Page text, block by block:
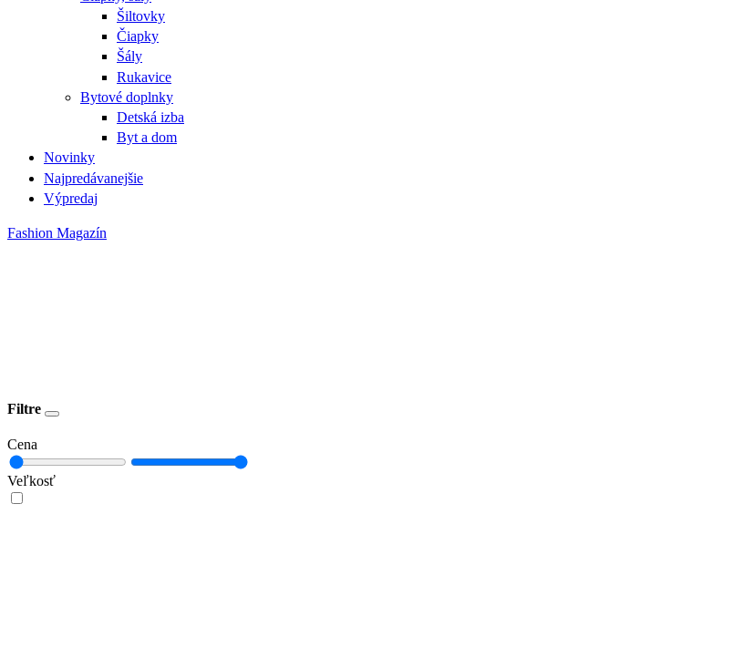
Šiltovky
Čiapky
Šály
Rukavice
Bytové doplnky
Detská izba
Byt a dom
Novinky
Najpredávanejšie
Výpredaj
Fashion Magazín
Filtre
Cena
Veľkosť